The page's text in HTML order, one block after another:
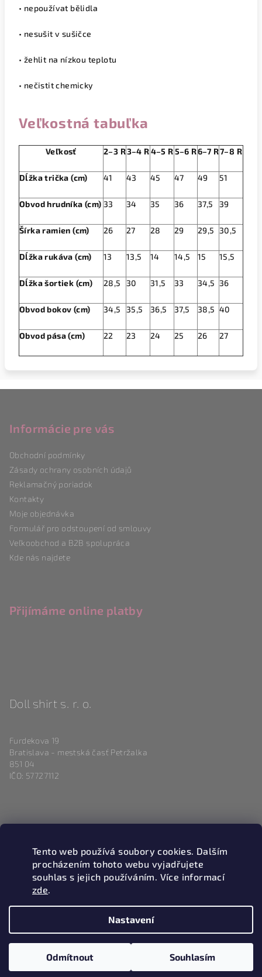
Tento web používá soubory cookies. Dalším
procházením tohoto webu vyjadřujete
souhlas s jejich používáním. Více informací
zde.
Nastavení
Odmítnout Souhlasím
• nepoužívat bělidla
• nesušit v sušičce
• žehlit na nízkou teplotu
• nečistit chemicky
Veľkostná tabuľka
Veľkosť 2–3 R3–4 R4–5 R5–6 R6–7 R7–8 R
Dĺžka trička (cm) 41 43 45 47 49 51
Obvod hrudníka (cm) 33 34 35 36 37,5 39
Šírka ramien (cm) 26 27 28 29 29,5 30,5
Dĺžka rukáva (cm) 13 13,5 14 14,5 15 15,5
Dĺžka šortiek (cm) 28,5 30 31,5 33 34,5 36
Obvod bokov (cm) 34,5 35,5 36,5 37,5 38,5 40
Obvod pása (cm) 22 23 24 25 26 27
Informácie pre vás
Obchodní podmínky
Zásady ochrany osobních údajů
Reklamačný poriadok
Kontakty
Moje objednávka
Formulář pro odstoupení od smlouvy
Veľkoobchod a B2B spolupráca
Kde nás najdete
Přijímáme online platby
Doll shirt s. r. o.
Furdekova 19
Bratislava - mestská časť Petržalka
851 04
IČO: 57727112
magneticlove.sk
0915 983 346
Upravit nastavení cookies
Vytvořil Shoptet